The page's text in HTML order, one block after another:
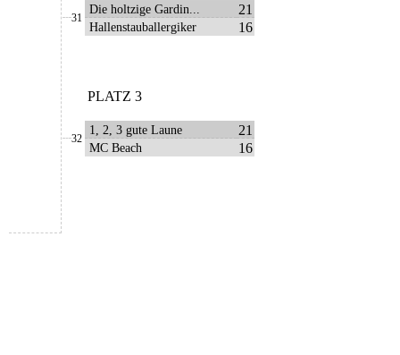
31
Die holtzige Gardin... 21
Hallenstauballergiker 16
PLATZ 3
32
1, 2, 3 gute Laune 21
MC Beach 16